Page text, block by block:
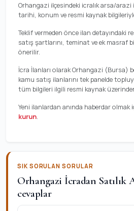
Orhangazi ilçesindeki icralık arsa/arazi
tarihi, konum ve resmi kaynak
Teklif vermeden önce ilan detayındaki
satış şartlarını, teminat ve ek masraf
önerilir.
İcra İlanları olarak Orhangazi (Bursa)
kamu satış ilanlarını tek panelde
tüm bilgileri ilgili resmi kaynak
Yeni ilanlardan anında haberdar olmak
kurun.
SIK SORULAN SORULAR
Orhangazi İcradan Satılık
cevaplar